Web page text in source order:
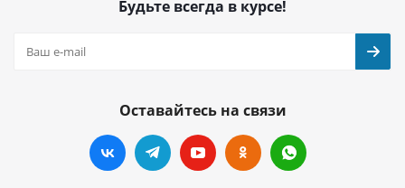
Будьте всегда в курсе!
Оставайтесь на связи